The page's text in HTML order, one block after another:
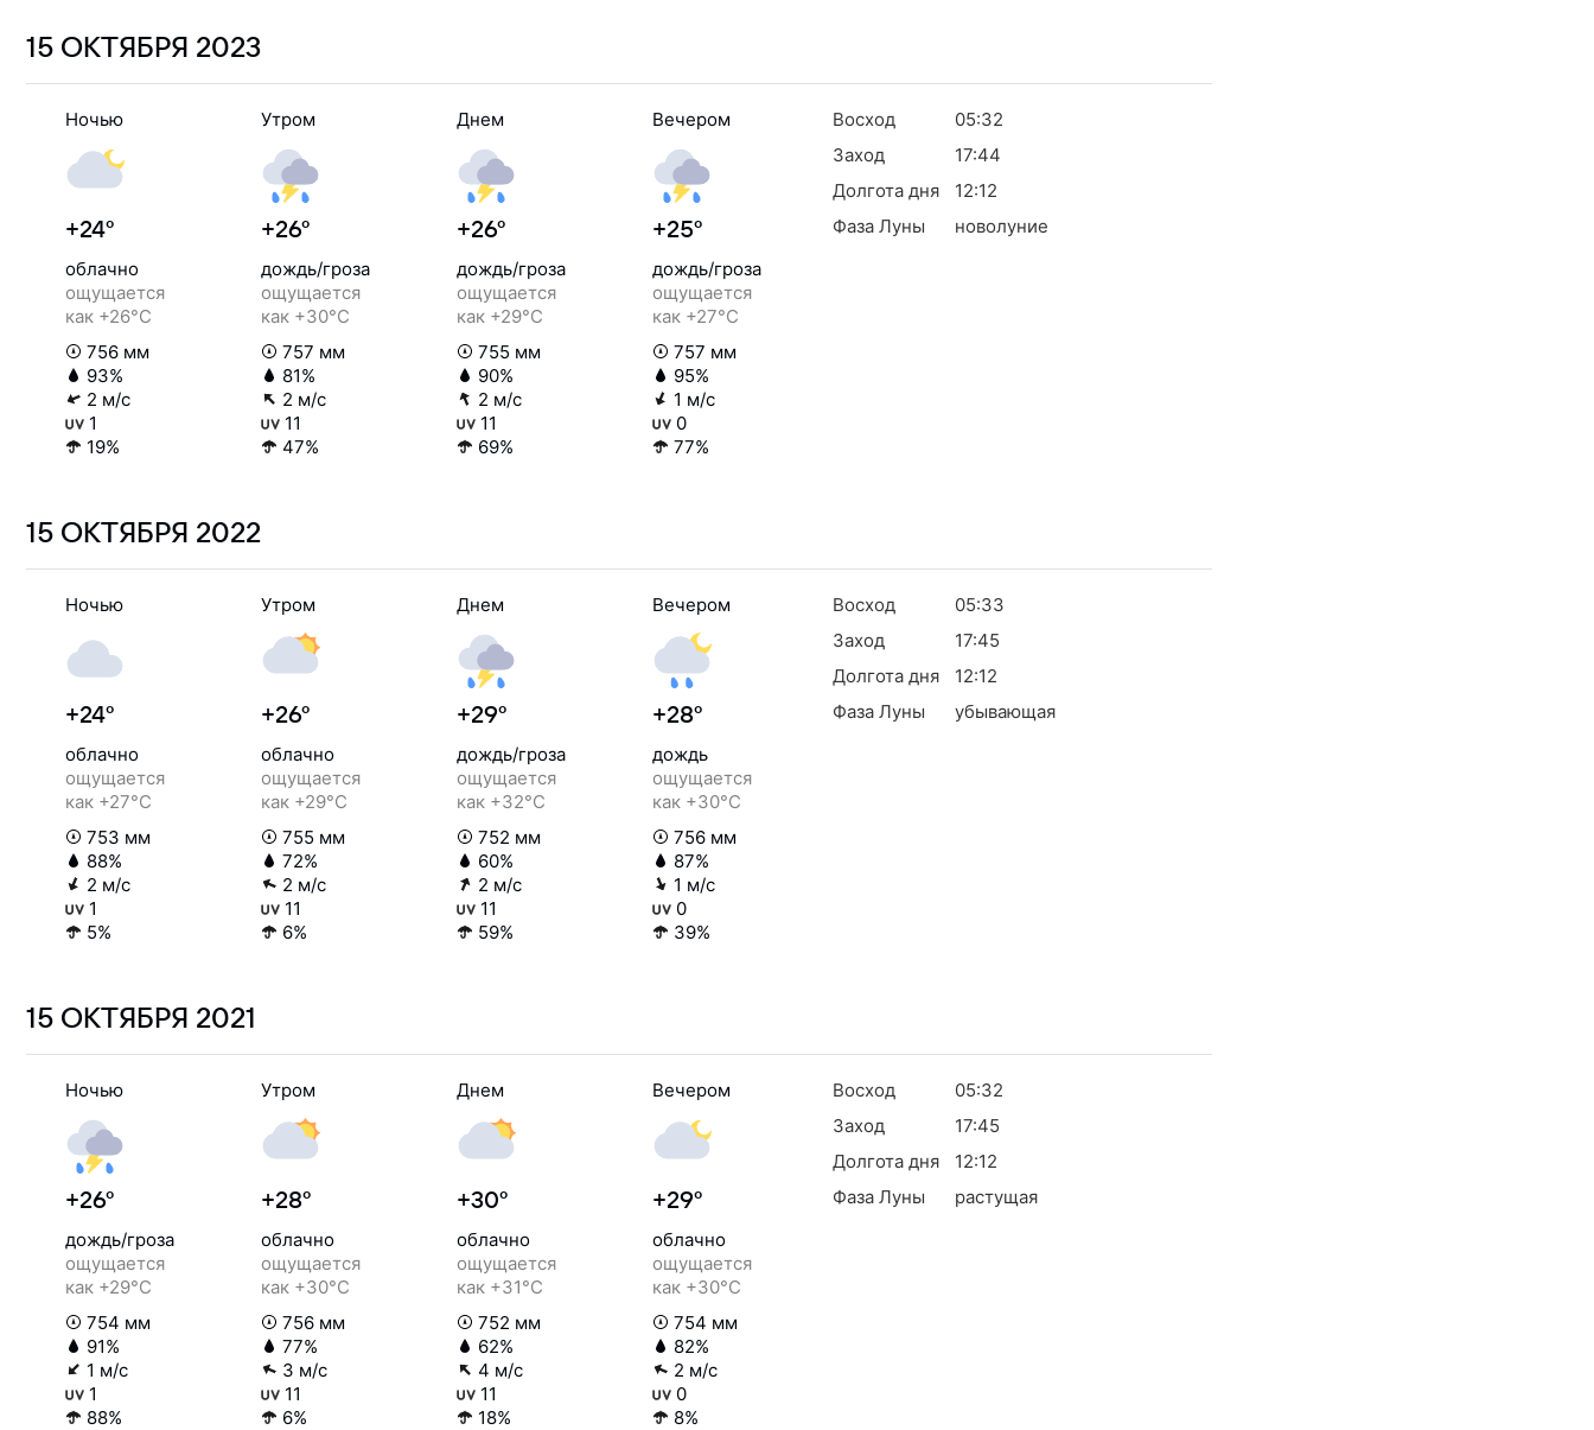
15 ОКТЯБРЯ 2023
Ночью
+24°
облачно
ощущается
как +26°C
756 мм
93%
2 м/с
1
19%
Утром
+26°
дождь/гроза
ощущается
как +30°C
757 мм
81%
2 м/с
11
47%
Днем
+26°
дождь/гроза
ощущается
как +29°C
755 мм
90%
2 м/с
11
69%
Вечером
+25°
дождь/гроза
ощущается
как +27°C
757 мм
95%
1 м/с
0
77%
Восход
05:32
Заход
17:44
Долгота дня
12:12
Фаза Луны
новолуние
15 ОКТЯБРЯ 2022
Ночью
+24°
облачно
ощущается
как +27°C
753 мм
88%
2 м/с
1
5%
Утром
+26°
облачно
ощущается
как +29°C
755 мм
72%
2 м/с
11
6%
Днем
+29°
дождь/гроза
ощущается
как +32°C
752 мм
60%
2 м/с
11
59%
Вечером
+28°
дождь
ощущается
как +30°C
756 мм
87%
1 м/с
0
39%
Восход
05:33
Заход
17:45
Долгота дня
12:12
Фаза Луны
убывающая
15 ОКТЯБРЯ 2021
Ночью
+26°
дождь/гроза
ощущается
как +29°C
754 мм
91%
1 м/с
1
88%
Утром
+28°
облачно
ощущается
как +30°C
756 мм
77%
3 м/с
11
6%
Днем
+30°
облачно
ощущается
как +31°C
752 мм
62%
4 м/с
11
18%
Вечером
+29°
облачно
ощущается
как +30°C
754 мм
82%
2 м/с
0
8%
Восход
05:32
Заход
17:45
Долгота дня
12:12
Фаза Луны
растущая